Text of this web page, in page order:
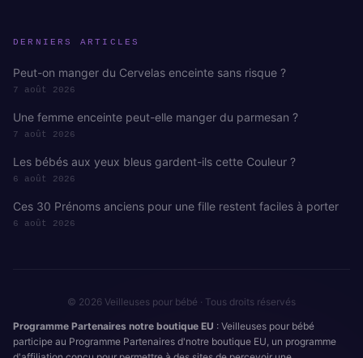
DERNIERS ARTICLES
Peut-on manger du Cervelas enceinte sans risque ?
7 août 2026
Une femme enceinte peut-elle manger du parmesan ?
7 août 2026
Les bébés aux yeux bleus gardent-ils cette Couleur ?
6 août 2026
Ces 30 Prénoms anciens pour une fille restent faciles à porter
6 août 2026
© 2026 Veilleuses pour bébé · Tous droits réservés
Programme Partenaires notre boutique EU : Veilleuses pour bébé
participe au Programme Partenaires d'notre boutique EU, un programme